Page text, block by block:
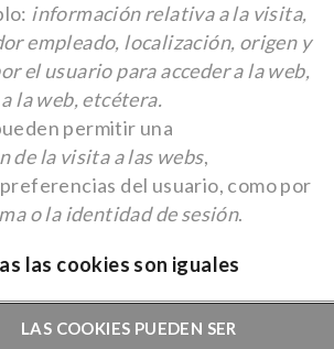
información relativa a la visita,
empleado, localización, origen y
el usuario para acceder a la web,
la web, etcétera.
permitir una
de la visita a las webs,
del usuario, como por
o la identidad de sesión.
las cookies son iguales
LAS COOKIES PUEDEN SER